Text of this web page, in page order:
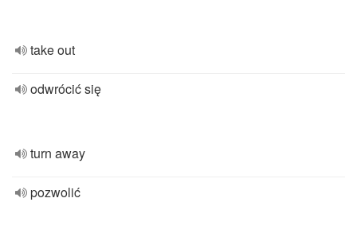
take out
odwrócić się
turn away
pozwolić